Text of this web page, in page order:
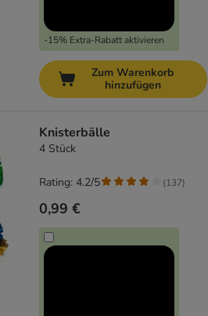
-15% Extra-Rabatt aktivieren
Zum Warenkorb
hinzufügen
Knisterbälle
4 Stück
0,99 €
Rating: 4.2/5 (137)